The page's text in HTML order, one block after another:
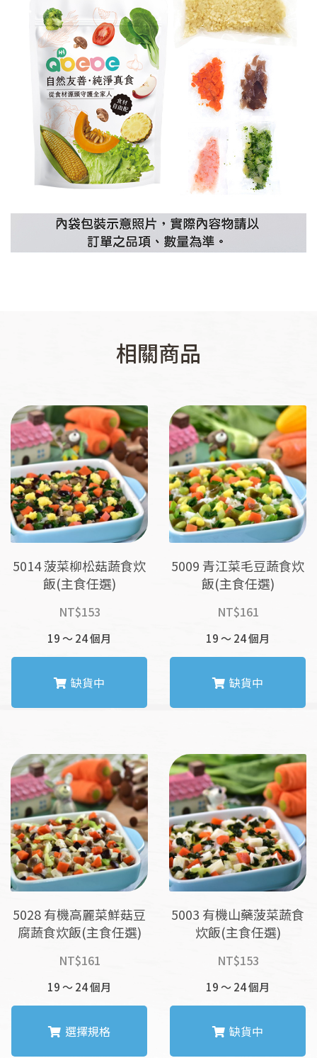
相關商品
5014 菠菜柳松菇蔬食炊
飯(主食任選)
NT$153
19 ～ 24 個月
缺貨中
品
有
多
種
款
式。
可
在
頁
面
選
擇
選
項
5009 青江菜毛豆蔬食炊
飯(主食任選)
NT$161
19 ～ 24 個月
缺貨中
品
有
多
種
款
式。
可
在
頁
面
選
擇
選
項
5028 有機高麗菜鮮菇豆
腐蔬食炊飯(主食任選)
NT$161
19 ～ 24 個月
選擇規格
5003 有機山藥菠菜蔬食
炊飯(主食任選)
NT$153
19 ～ 24 個月
缺貨中